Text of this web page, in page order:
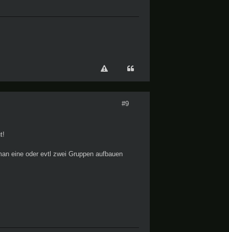
#9
eine oder evtl zwei Gruppen aufbauen